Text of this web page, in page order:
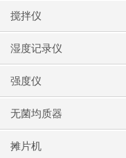
搅拌仪
湿度记录仪
强度仪
无菌均质器
摊片机